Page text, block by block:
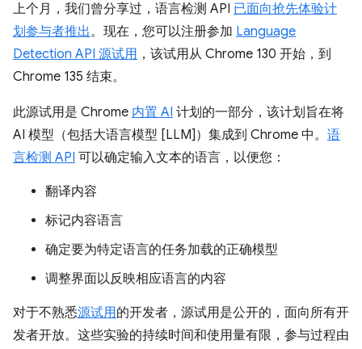
上个月，我们曾分享过，语言检测 API 已面向抢先体验计
划参与者推出。现在，您可以注册参加 Language
Detection API 源试用 ，该试用从 Chrome 130 开始，到
Chrome 135 结束。
此源试用是 Chrome 内置 AI 计划的一部分，该计划旨在将
AI 模型（包括大语言模型 [LLM]）集成到 Chrome 中。 语
言检测 API 可以确定输入文本的语言，以便您：
翻译内容
标记内容语言
确定要为特定语言的任务加载的正确模型
调整界面以反映相应语言的内容
对于不熟悉源试用的开发者，源试用是公开的，面向所有开
发者开放。这些实验的持续时间和使用量有限，参与过程由